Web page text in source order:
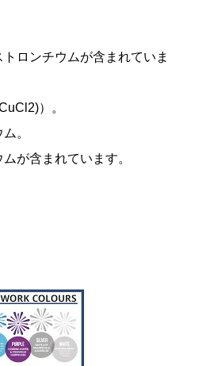
ロンチウムが含まれていま
）。
。
が含まれています。